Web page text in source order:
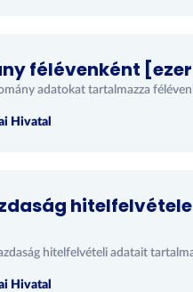
félévenként
adatokat tartalmazza
Hivatal
hitelfelvételi adatait
Hivatal